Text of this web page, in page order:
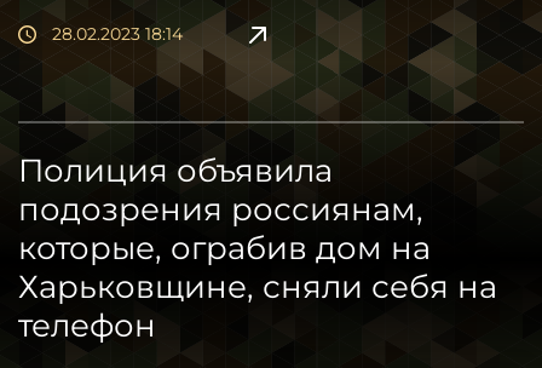
28.02.2023 18:14
Полиция объявила
подозрения россиянам,
которые, ограбив дом на
Харьковщине, сняли себя на
телефон